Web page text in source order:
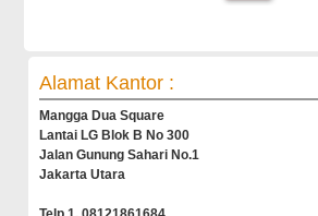
Alamat Kantor :
Mangga Dua Square
Lantai LG Blok B No 300
Jalan Gunung Sahari No.1
Jakarta Utara